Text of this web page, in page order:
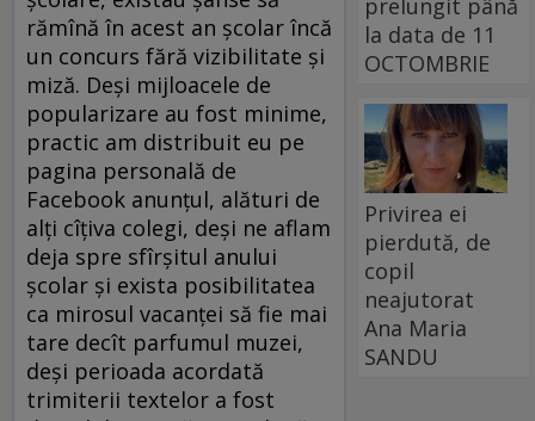
rămînă în acest an școlar încă
un concurs fără vizibilitate și
miză. Deși mijloacele de
popularizare au fost minime,
practic am distribuit eu pe
pagina personală de
Facebook anunțul, alături de
alți cîțiva colegi, deși ne aflam
deja spre sfîrșitul anului
școlar și exista posibilitatea
ca mirosul vacanței să fie mai
tare decît parfumul muzei,
deși perioada acordată
trimiterii textelor a fost
prelungit până
la data de 11
OCTOMBRIE
Privirea ei
pierdută, de
copil
neajutorat
Ana Maria
SANDU